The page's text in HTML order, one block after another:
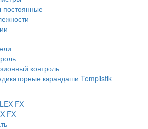
постоянные
контроль
карандаши Tempilstik
FX